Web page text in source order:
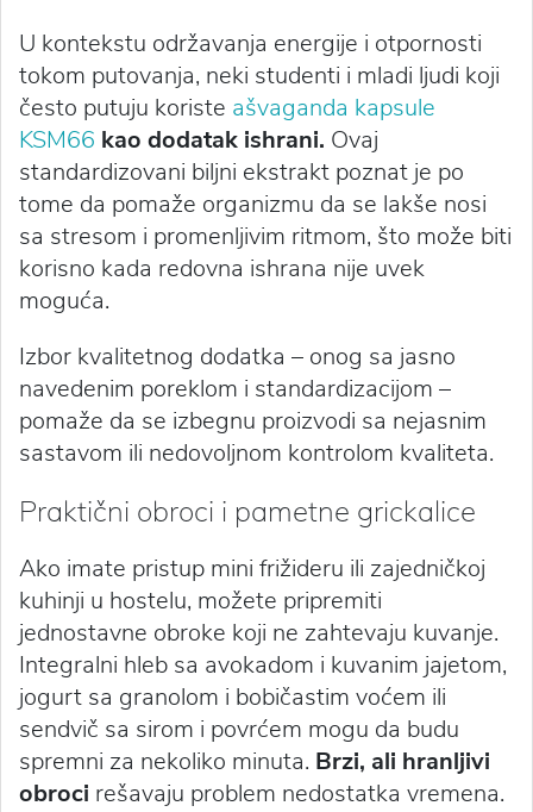
U kontekstu održavanja energije i otpornosti
tokom putovanja, neki studenti i mladi ljudi koji
često putuju koriste ašvaganda kapsule
KSM66 kao dodatak ishrani. Ovaj
standardizovani biljni ekstrakt poznat je po
tome da pomaže organizmu da se lakše nosi
sa stresom i promenljivim ritmom, što može biti
korisno kada redovna ishrana nije uvek
moguća.
Izbor kvalitetnog dodatka – onog sa jasno
navedenim poreklom i standardizacijom –
pomaže da se izbegnu proizvodi sa nejasnim
sastavom ili nedovoljnom kontrolom kvaliteta.
Praktični obroci i pametne grickalice
Ako imate pristup mini frižideru ili zajedničkoj
kuhinji u hostelu, možete pripremiti
jednostavne obroke koji ne zahtevaju kuvanje.
Integralni hleb sa avokadom i kuvanim jajetom,
jogurt sa granolom i bobičastim voćem ili
sendvič sa sirom i povrćem mogu da budu
spremni za nekoliko minuta. Brzi, ali hranljivi
obroci rešavaju problem nedostatka vremena.